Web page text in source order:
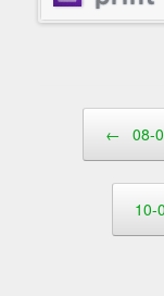
← 08-
10-